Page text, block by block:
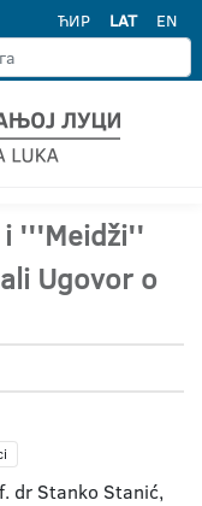
ЋИР LAT EN
i '''Meidži''
Ugovor o
dr Stanko Stanić,